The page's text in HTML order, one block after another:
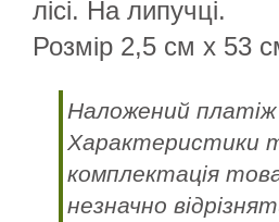
лісі. На липучці.
Розмір 2,5 см х 53
Наложений платіж
Характеристики
комплектація
незначно